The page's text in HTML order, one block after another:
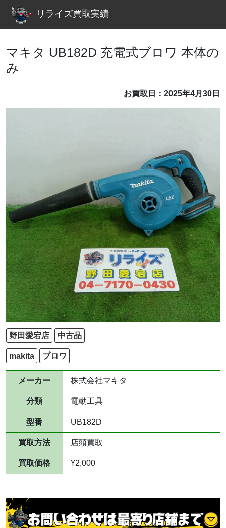
リライズ買取実績
マキタ UB182D 充電式ブロワ 本体の
み
お買取日：2025年4月30日
野田愛宕店 中古品
makita ブロワ
メーカー 株式会社マキタ
分類 電動工具
型番 UB182D
買取方法 店頭買取
買取価格 ¥2,000